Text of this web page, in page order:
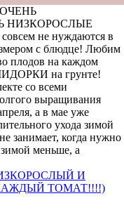
ОЧЕНЬ
НИЗКОРОСЛЫЕ
не нуждаются в
с блюдце! Любим
плодов на каждом
на грунте!
со всеми
выращивания
а в мае уже
ухода зимой
занимает, когда нужно
меньше, а
И
ТОМАТ!!!!)